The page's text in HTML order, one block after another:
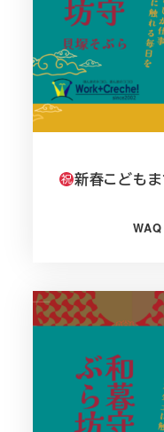
新春こども
WAQ